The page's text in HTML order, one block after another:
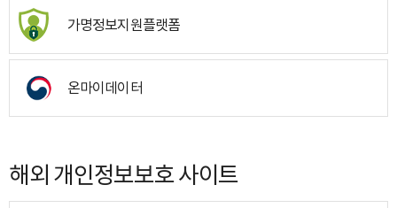
가명정보지원플랫폼
온마이데이터
해외 개인정보보호 사이트